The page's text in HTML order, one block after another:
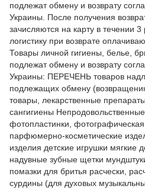
подлежат обмену и возврату
Украины. После получения
зачисляются на карту в течении
логистику при возврате
Товары личной гигиены, белье,
подлежат обмену и возврату
Украины: ПЕРЕЧЕНЬ товаров
подлежащих обмену
товары, лекарственные
сангигиены
фотопластинки,
парфюмерно-косметические
изделия детские игрушки мягкие
надувные зубные щетки
помазки для бритья расчески,
сурдины (для духовых